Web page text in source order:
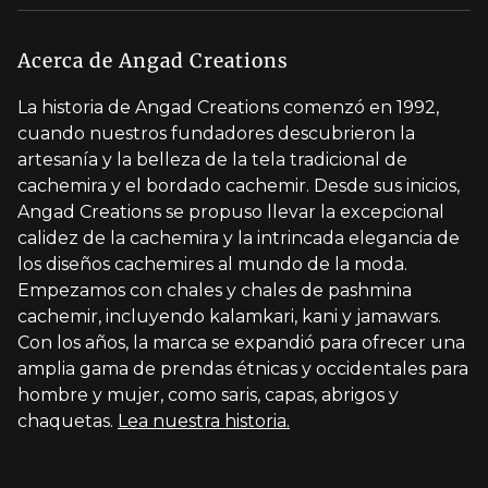
Perfil de marca
Diseñado por ti
Visit Global Store
Política de envíos
Política de devoluciones y reembolsos
política de privacidad
Condiciones de servicio
Acerca de Angad Creations
La historia de Angad Creations comenzó en 1992,
cuando nuestros fundadores descubrieron la
artesanía y la belleza de la tela tradicional de
cachemira y el bordado cachemir. Desde sus inicios,
Angad Creations se propuso llevar la excepcional
calidez de la cachemira y la intrincada elegancia de
los diseños cachemires al mundo de la moda.
Empezamos con chales y chales de pashmina
cachemir, incluyendo kalamkari, kani y jamawars.
Con los años, la marca se expandió para ofrecer una
amplia gama de prendas étnicas y occidentales para
hombre y mujer, como saris, capas, abrigos y
chaquetas. Lea nuestra historia.